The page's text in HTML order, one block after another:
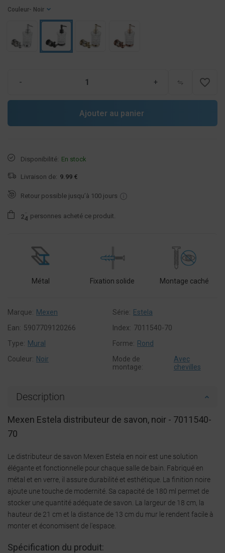
Couleur - Noir
- + favorite_border
Ajouter au panier
Disponibilité: En stock
Livraison de: 9.99 €
Retour possible jusqu’à 100 jours
2 4 personnes acheté ce produit.
Métal Fixation solide Montage caché
Marque: Mexen Série: Estela
Ean: 5907709120266 Index: 7011540-70
Type: Mural Forme: Rond
Couleur: Noir
Mode de
montage:
Avec
chevilles
Description
Mexen Estela distributeur de savon, noir - 7011540-
70
Le distributeur de savon Mexen Estela en noir est une solution
élégante et fonctionnelle pour chaque salle de bain. Fabriqué en
métal et en verre, il assure durabilité et esthétique. La finition noire
ajoute une touche de modernité. Sa capacité de 180 ml permet de
stocker une quantité adéquate de savon. La largeur de 18 cm, la
hauteur de 21 cm et la distance de 13 cm du mur le rendent facile à
monter et économisent de l'espace.
Spécification du produit: